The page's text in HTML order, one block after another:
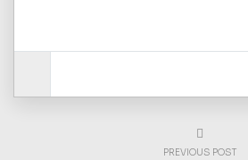
PREVIOUS POST